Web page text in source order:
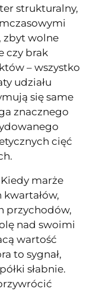
strukturalny,
zbyt wolne
czy brak
– wszystko
udziału
się same
znacznego
cięć
Kiedy marże
przychodów,
nad swoimi
wartość
to sygnał,
słabnie.